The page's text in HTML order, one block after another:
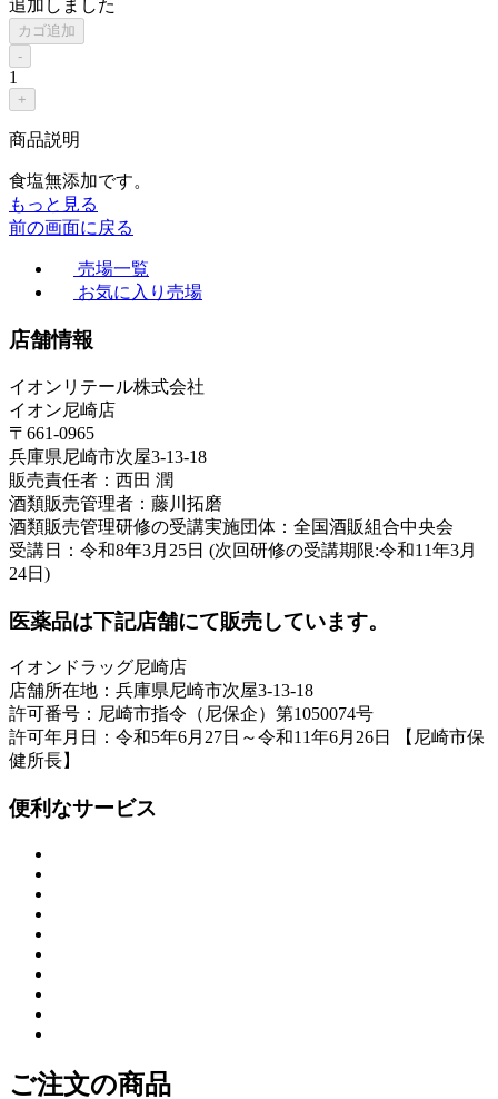
追加しました
カゴ追加
-
1
+
商品説明
食塩無添加です。
もっと見る
前の画面に戻る
売場一覧
お気に入り売場
店舗情報
イオンリテール株式会社
イオン尼崎店
〒661-0965
兵庫県尼崎市次屋3-13-18
販売責任者：西田 潤
酒類販売管理者：藤川拓磨
酒類販売管理研修の受講実施団体：全国酒販組合中央会
受講日：令和8年3月25日 (次回研修の受講期限:令和11年3月
24日)
医薬品は下記店舗にて販売しています。
イオンドラッグ尼崎店
店舗所在地：兵庫県尼崎市次屋3-13-18
許可番号：尼崎市指令（尼保企）第1050074号
許可年月日：令和5年6月27日～令和11年6月26日 【尼崎市保
健所長】
便利なサービス
ご注文の商品